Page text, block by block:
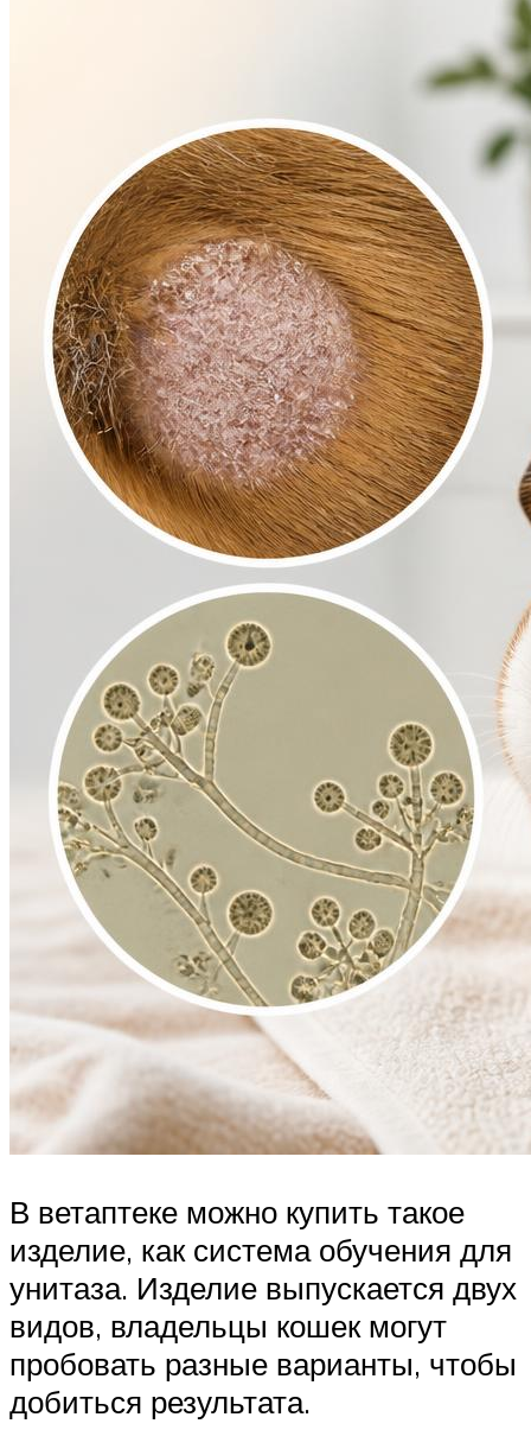
В ветаптеке можно купить такое
изделие, как система обучения для
унитаза. Изделие выпускается двух
видов, владельцы кошек могут
пробовать разные варианты, чтобы
добиться результата.